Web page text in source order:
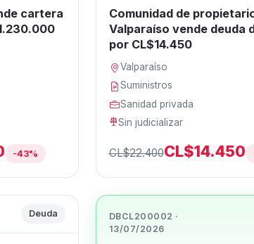
cartera
-43%
Comunidad de
Valparaíso vende deuda
por CL$14.450
Valparaíso
Suministros
Sanidad privada
Sin judicializar
CL$22.400CL$14.450
Deuda
DBCL200002 ·
13/07/2026